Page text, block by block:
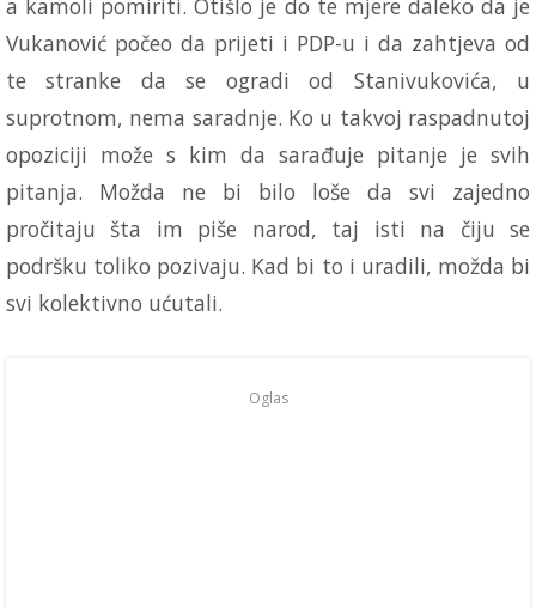
a kamoli pomiriti. Otišlo je do te mjere daleko da je
Vukanović počeo da prijeti i PDP-u i da zahtjeva od
te stranke da se ogradi od Stanivukovića, u
suprotnom, nema saradnje. Ko u takvoj raspadnutoj
opoziciji može s kim da sarađuje pitanje je svih
pitanja. Možda ne bi bilo loše da svi zajedno
pročitaju šta im piše narod, taj isti na čiju se
podršku toliko pozivaju. Kad bi to i uradili, možda bi
svi kolektivno ućutali.
Oglas